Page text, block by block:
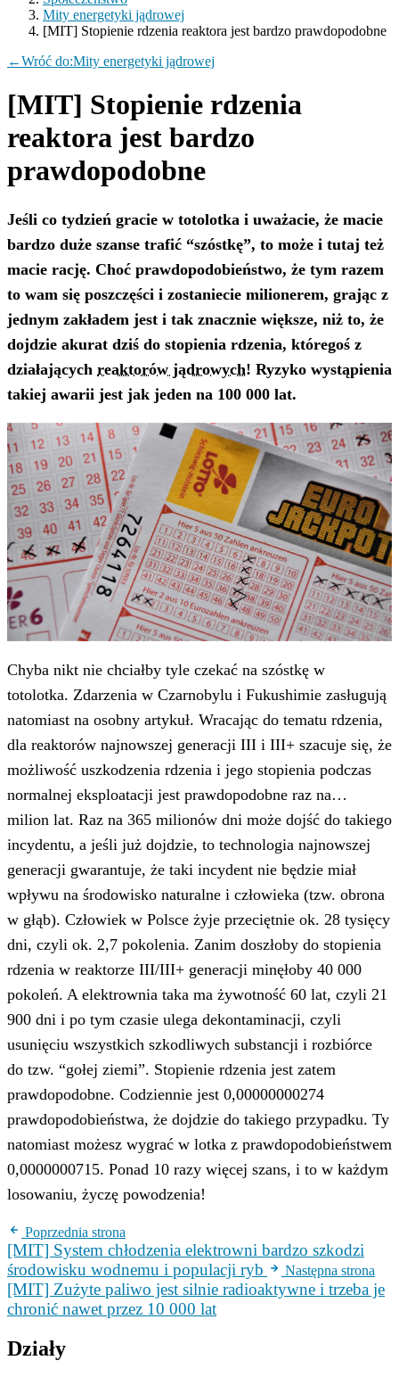
Mity energetyki jądrowej
[MIT] Stopienie rdzenia reaktora jest bardzo prawdopodobne
←Wróć do:Mity energetyki jądrowej
[MIT] Stopienie rdzenia
reaktora jest bardzo
prawdopodobne
Jeśli co tydzień gracie w totolotka i uważacie, że macie
bardzo duże szanse trafić “szóstkę”, to może i tutaj też
macie rację. Choć prawdopodobieństwo, że tym razem
to wam się poszczęści i zostaniecie milionerem, grając z
jednym zakładem jest i tak znacznie większe, niż to, że
dojdzie akurat dziś do stopienia rdzenia, któregoś z
działających reaktorów jądrowych! Ryzyko wystąpienia
takiej awarii jest jak jeden na 100 000 lat.
Chyba nikt nie chciałby tyle czekać na szóstkę w
totolotka. Zdarzenia w Czarnobylu i Fukushimie zasługują
natomiast na osobny artykuł. Wracając do tematu rdzenia,
dla reaktorów najnowszej generacji III i III+ szacuje się, że
możliwość uszkodzenia rdzenia i jego stopienia podczas
normalnej eksploatacji jest prawdopodobne raz na…
milion lat. Raz na 365 milionów dni może dojść do takiego
incydentu, a jeśli już dojdzie, to technologia najnowszej
generacji gwarantuje, że taki incydent nie będzie miał
wpływu na środowisko naturalne i człowieka (tzw. obrona
w głąb). Człowiek w Polsce żyje przeciętnie ok. 28 tysięcy
dni, czyli ok. 2,7 pokolenia. Zanim doszłoby do stopienia
rdzenia w reaktorze III/III+ generacji minęłoby 40 000
pokoleń. A elektrownia taka ma żywotność 60 lat, czyli 21
900 dni i po tym czasie ulega dekontaminacji, czyli
usunięciu wszystkich szkodliwych substancji i rozbiórce
do tzw. “gołej ziemi”. Stopienie rdzenia jest zatem
prawdopodobne. Codziennie jest 0,00000000274
prawdopodobieństwa, że dojdzie do takiego przypadku. Ty
natomiast możesz wygrać w lotka z prawdopodobieństwem
0,0000000715. Ponad 10 razy więcej szans, i to w każdym
losowaniu, życzę powodzenia!
Poprzednia strona
[MIT] System chłodzenia elektrowni bardzo szkodzi
środowisku wodnemu i populacji ryb
Następna strona
[MIT] Zużyte paliwo jest silnie radioaktywne i trzeba je
chronić nawet przez 10 000 lat
Działy